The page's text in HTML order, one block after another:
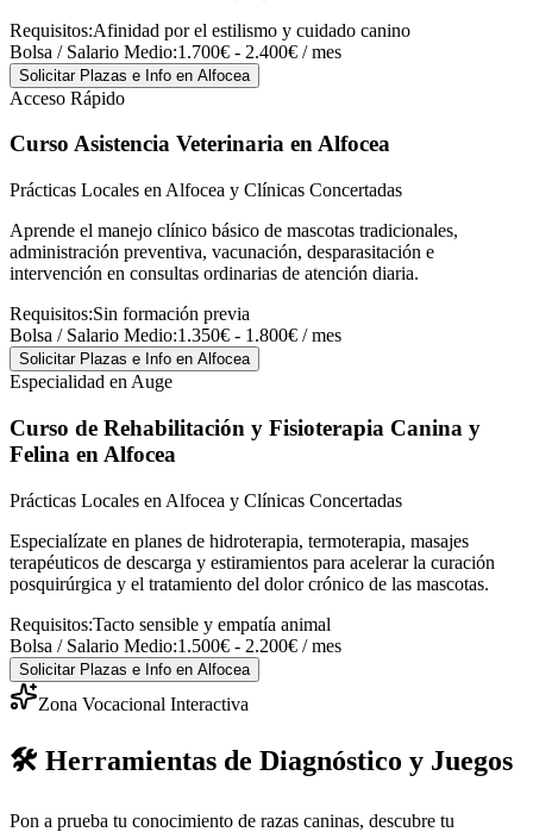
Requisitos:Afinidad por el estilismo y cuidado canino
Bolsa / Salario Medio:1.700€ - 2.400€ / mes
Solicitar Plazas e Info en Alfocea
Acceso Rápido
Curso Asistencia Veterinaria en Alfocea
Prácticas Locales en Alfocea y Clínicas Concertadas
Aprende el manejo clínico básico de mascotas tradicionales,
administración preventiva, vacunación, desparasitación e
intervención en consultas ordinarias de atención diaria.
Requisitos:Sin formación previa
Bolsa / Salario Medio:1.350€ - 1.800€ / mes
Solicitar Plazas e Info en Alfocea
Especialidad en Auge
Curso de Rehabilitación y Fisioterapia Canina y
Felina en Alfocea
Prácticas Locales en Alfocea y Clínicas Concertadas
Especialízate en planes de hidroterapia, termoterapia, masajes
terapéuticos de descarga y estiramientos para acelerar la curación
posquirúrgica y el tratamiento del dolor crónico de las mascotas.
Requisitos:Tacto sensible y empatía animal
Bolsa / Salario Medio:1.500€ - 2.200€ / mes
Solicitar Plazas e Info en Alfocea
Zona Vocacional Interactiva
🛠️ Herramientas de Diagnóstico y Juegos
Pon a prueba tu conocimiento de razas caninas, descubre tu